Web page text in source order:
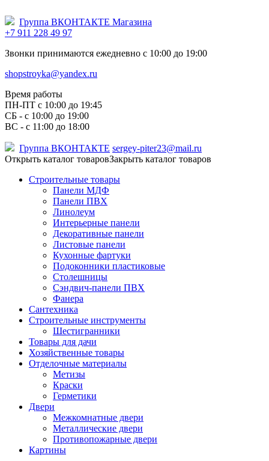
Группа ВКОНТАКТЕ Магазина
+7 911 228 49 97
Звонки принимаются ежедневно с 10:00 до 19:00
shopstroyka@yandex.ru
Время работы
ПН-ПТ c 10:00 до 19:45
СБ - с 10:00 до 19:00
ВС - с 11:00 до 18:00
Группа ВКОНТАКТЕ sergey-piter23@mail.ru
Открыть каталог товаровЗакрыть каталог товаров
Строительные товары
Панели МДФ
Панели ПВХ
Линолеум
Интерьерные панели
Декоративные панели
Листовые панели
Кухонные фартуки
Подоконники пластиковые
Столешницы
Сэндвич-панели ПВХ
Фанера
Сантехника
Строительные инструменты
Шестигранники
Товары для дачи
Хозяйственные товары
Отделочные материалы
Метизы
Краски
Герметики
Двери
Межкомнатные двери
Металлические двери
Противопожарные двери
Картины